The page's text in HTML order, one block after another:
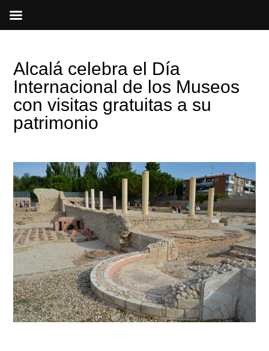
Alcalá celebra el Día
Internacional de los Museos
con visitas gratuitas a su
patrimonio